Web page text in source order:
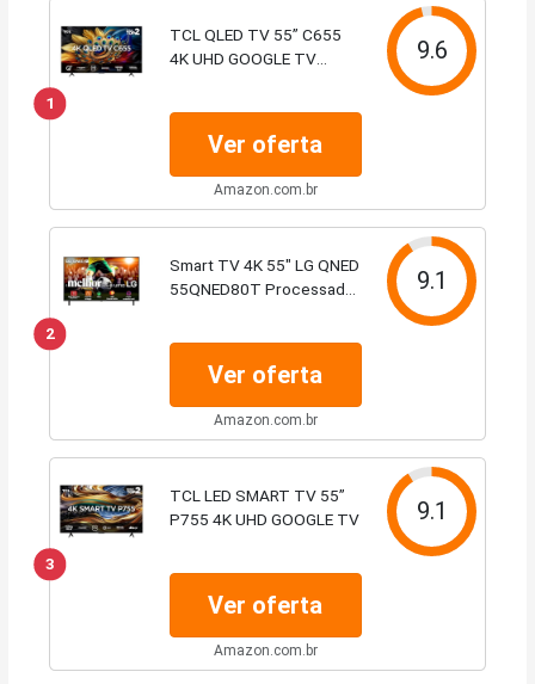
1
TCL QLED TV 55” C655
4K UHD GOOGLE TV
9.6
Ver oferta
Amazon.com.br
2
Smart TV 4K 55" LG QNED
55QNED80T Processador
Alexa/Chromecast
integrado webOS 24
9.1
Ver oferta
Amazon.com.br
3
TCL LED SMART TV 55”
P755 4K UHD GOOGLE TV
9.1
Ver oferta
Amazon.com.br